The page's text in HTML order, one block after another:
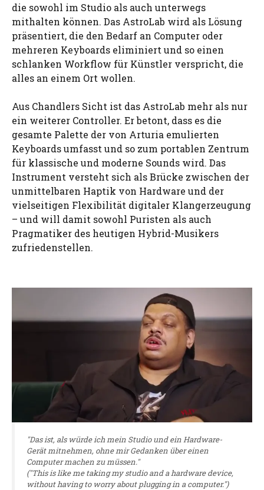
die sowohl im Studio als auch unterwegs
mithalten können. Das AstroLab wird als Lösung
präsentiert, die den Bedarf an Computer oder
mehreren Keyboards eliminiert und so einen
schlanken Workflow für Künstler verspricht, die
alles an einem Ort wollen.
Aus Chandlers Sicht ist das AstroLab mehr als nur
ein weiterer Controller. Er betont, dass es die
gesamte Palette der von Arturia emulierten
Keyboards umfasst und so zum portablen Zentrum
für klassische und moderne Sounds wird. Das
Instrument versteht sich als Brücke zwischen der
unmittelbaren Haptik von Hardware und der
vielseitigen Flexibilität digitaler Klangerzeugung
– und will damit sowohl Puristen als auch
Pragmatiker des heutigen Hybrid-Musikers
zufriedenstellen.
"Das ist, als würde ich mein Studio und ein Hardware-
Gerät mitnehmen, ohne mir Gedanken über einen
Computer machen zu müssen."
("This is like me taking my studio and a hardware device,
without having to worry about plugging in a computer.")